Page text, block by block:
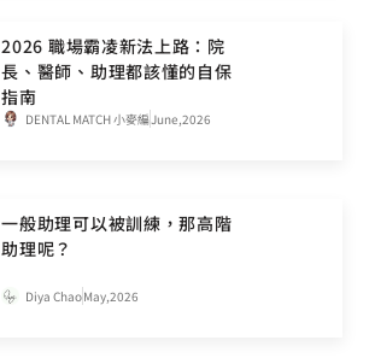
2026 職場霸凌新法上路：院
長、醫師、助理都該懂的自保
指南
DENTAL MATCH 小麥編June,2026
一般助理可以被訓練，那高階
助理呢？
Diya ChaoMay,2026